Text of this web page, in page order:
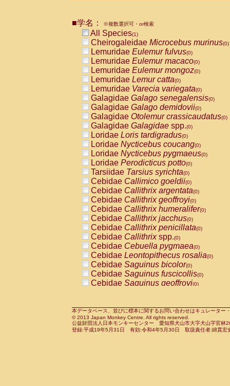
CebidaeCebus nigrivittatus
CebidaeCebus
CebidaeSaimiri boliviensis(0)
CebidaeSaimiri sciureus(0)
AtelidaeAlouatta caraya(0)
AtelidaeAlouatta fusca(0)
AtelidaeAlouatta seniculus
AtelidaeAlouattaspp.(0)
AtelidaeAteles belzebuth(0)
AtelidaeAteles geoffroyi(0)
AtelidaeAteles paniscus(0)
AtelidaeAtelesspp.(0)
Atelidae Lagothrix lagothricha
AtelidaeLagothrix lagothricha cana
PitheciidaeCacajao calvus
PitheciidaeCallicebus cupreus
PitheciidaeCallicebus donacophilus
PitheciidaeCallicebus moloch
PitheciidaeCallicebus torquatus
PitheciidaeCallicebusspp.(0)
PitheciidaeChiropotes satanas(0)
PitheciidaePithecia monachus
PitheciidaePithecia pithecia(0)
CercopithecidaeCercocebus agilis
CercopithecidaeCercocebus
CercopithecidaeCercocebus
CercopithecidaeCercocebus
CercopithecidaeCercocebus
CercopithecidaeCercocebushybrid
CercopithecidaePapio anubis(0)
CercopithecidaePapio cynocephalus
CercopithecidaePapio hamadryas(0)
■学名： ※複数選択可・or検索
All Species(1)
Cheirogaleidae Microcebus murinus(0)
Lemuridae Eulemur fulvus(0)
Lemuridae Eulemur macaco(0)
Lemuridae Eulemur mongoz(0)
Lemuridae Lemur catta(0)
Lemuridae Varecia variegata(0)
Galagidae Galago senegalensis(0)
Galagidae Galago demidovii(0)
Galagidae Otolemur crassicaudatus(0)
Galagidae Galagidae spp.(0)
Loridae Loris tardigradus(0)
Loridae Nycticebus coucang(0)
Loridae Nycticebus pygmaeus(0)
Loridae Perodicticus potto(0)
Tarsiidae Tarsius syrichta(0)
Cebidae Callimico goeldii(0)
Cebidae Callithrix argentata(0)
Cebidae Callithrix geoffroyi(0)
Cebidae Callithrix humeralifer(0)
Cebidae Callithrix jacchus(0)
Cebidae Callithrix penicillata(0)
Cebidae Callithrixspp.(0)
Cebidae Cebuella pygmaea(0)
Cebidae Leontopithecus rosalia(0)
Cebidae Saguinus bicolor(0)
Cebidae Saguinus fuscicollis(0)
Cebidae Saguinus geoffroyi(0)
CebidaeSaguinus leucopus(0)
CebidaeSaguinus midas(0)
Cebidae Saguinus mystax(0)
本データベース、並びに標本に関するお問い合わせはキュレータ
© 2013 Japan Monkey Centre. All rights reserved.
公益財団法人日本モンキーセンター 愛知県犬山市大字犬山字官
登録:平成19年5月31日 有効:令和4年5月30日 取扱責任者:綿貫宏